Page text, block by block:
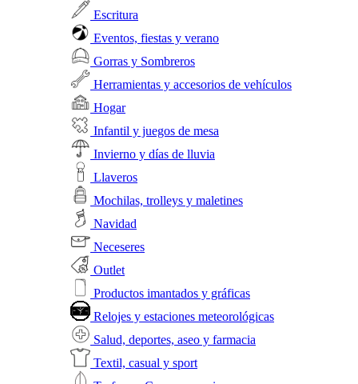
Escritura
Eventos, fiestas y verano
Gorras y Sombreros
Herramientas y accesorios de vehículos
Hogar
Infantil y juegos de mesa
Invierno y días de lluvia
Llaveros
Mochilas, trolleys y maletines
Navidad
Neceseres
Outlet
Productos imantados y gráficas
Relojes y estaciones meteorológicas
Salud, deportes, aseo y farmacia
Textil, casual y sport